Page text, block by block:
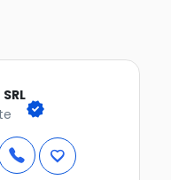
verified
favorite